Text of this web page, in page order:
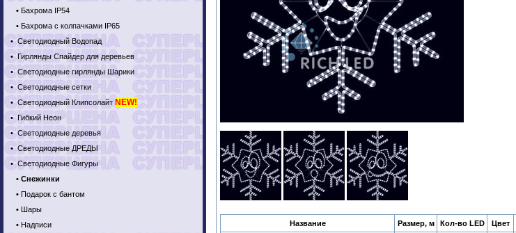
• Бахрома IP54
• Бахрома с колпачками IP65
•Светодиодный Водопад
•Гирлянды Спайдер для деревьев
•Светодиодные гирлянды Шарики
•Светодиодные сетки
•Светодиодный Клипсолайт NEW!
•Гибкий Неон
•Светодиодные деревья
•Светодиодные ДРЕДЫ
•Светодиодные Фигуры
• Снежинки
• Подарок с бантом
• Шары
• Надписи
Название Размер, м Кол-во LED Цвет